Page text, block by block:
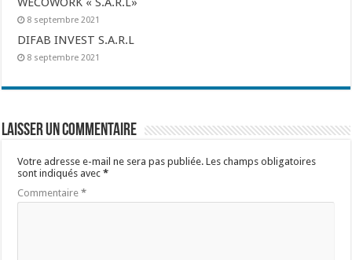
8 septembre 2021
DIFAB INVEST S.A.R.L
8 septembre 2021
Laisser un commentaire
Votre adresse e-mail ne sera pas publiée. Les champs obligatoires
sont indiqués avec*
Commentaire*